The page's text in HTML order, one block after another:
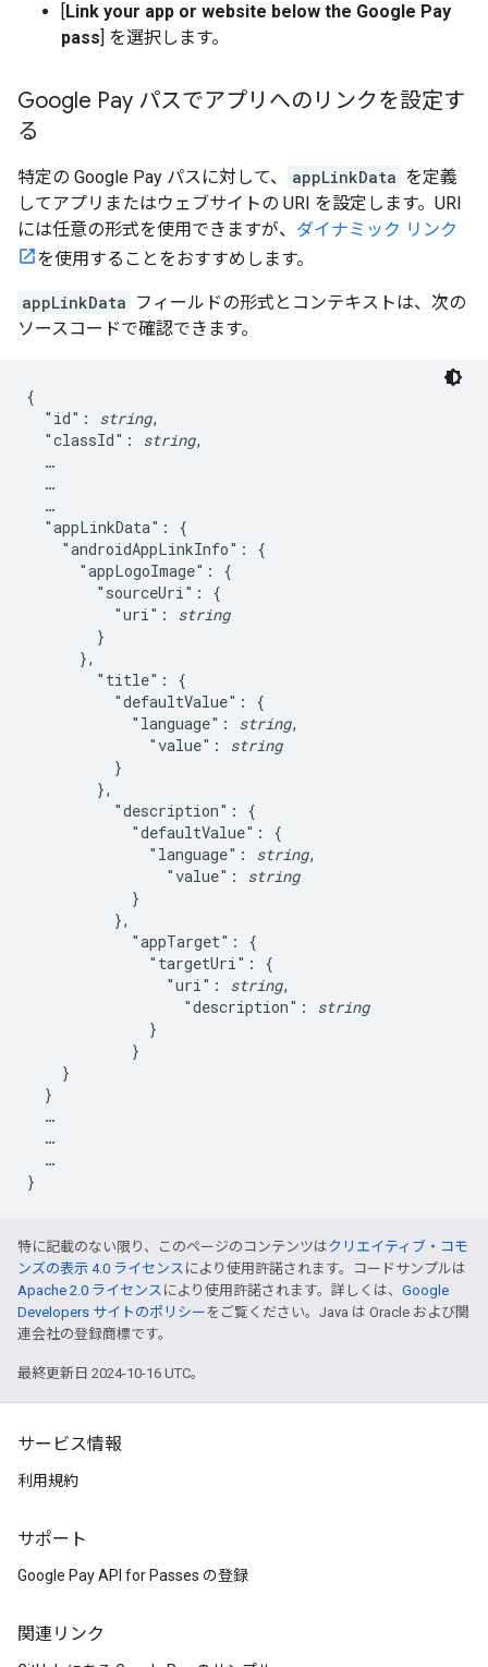
[Link your app or website below the Google Pay
pass] を選択します。
Google Pay パスでアプリへのリンクを設定す
る
特定の Google Pay パスに対して、 appLinkData を定義
してアプリまたはウェブサイトの URI を設定します。URI
には任意の形式を使用できますが、 ダイナミック リンク
を使用することをおすすめします。
appLinkData フィールドの形式とコンテキストは、次の
ソースコードで確認できます。
{
  "id":
string,
  "classId":
string,
  …
  …
  …
  "appLinkData": {
    "androidAppLinkInfo": {
      "appLogoImage": {
        "sourceUri": {
          "uri":
string
        }
      },
        "title": {
          "defaultValue": {
            "language":
string,
              "value":
string
          }
        },
          "description": {
            "defaultValue": {
              "language":
string,
                "value":
string
            }
          },
            "appTarget": {
              "targetUri": {
                "uri":
string,
                  "description":
string
              }
            }
    }
  }
  …
  …
  …
特に記載のない限り、このページのコンテンツはクリエイティブ・コモ
ンズの表示 4.0 ライセンス により使用許諾されます。コードサンプルは
Apache 2.0 ライセンス により使用許諾されます。詳しくは、 Google
Developers サイトのポリシー をご覧ください。Java は Oracle および関
連会社の登録商標です。
最終更新日 2024-10-16 UTC。
サービス情報
利用規約
サポート
Google Pay API for Passes の登録
関連リンク